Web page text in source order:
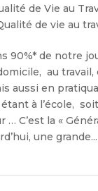
de Vie au
de vie au
90%* de notre
au travail,
aussi en
à l’école,
… C’est la «
une grande...